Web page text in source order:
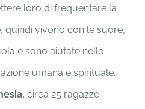
loro di frequentare la
quindi vivono con le suore,
e sono aiutate nello
umana e spirituale.
circa 25 ragazze